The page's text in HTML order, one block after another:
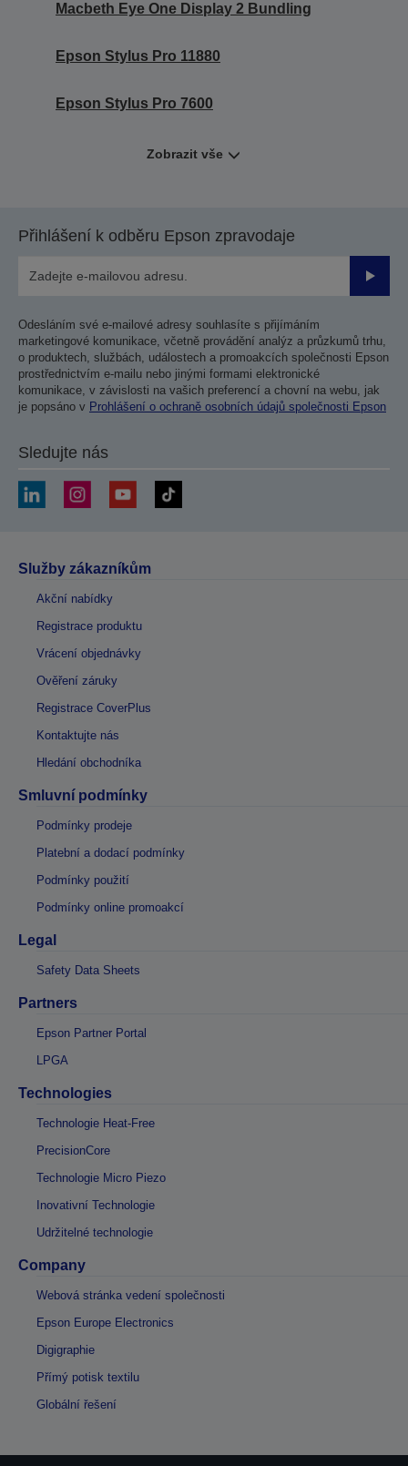
Macbeth Eye One Display 2 Bundling
Epson Stylus Pro 11880
Epson Stylus Pro 7600
Zobrazit vše
Přihlášení k odběru Epson zpravodaje
Odesláním své e-mailové adresy souhlasíte s přijímáním
marketingové komunikace, včetně provádění analýz a průzkumů trhu,
o produktech, službách, událostech a promoakcích společnosti Epson
prostřednictvím e-mailu nebo jinými formami elektronické
komunikace, v závislosti na vašich preferencí a chovní na webu, jak
je popsáno v Prohlášení o ochraně osobních údajů společnosti Epson
Sledujte nás
Služby zákazníkům
Akční nabídky
Registrace produktu
Vrácení objednávky
Ověření záruky
Registrace CoverPlus
Kontaktujte nás
Hledání obchodníka
Smluvní podmínky
Podmínky prodeje
Platební a dodací podmínky
Podmínky použití
Podmínky online promoakcí
Legal
Safety Data Sheets
Partners
Epson Partner Portal
LPGA
Technologies
Technologie Heat-Free
PrecisionCore
Technologie Micro Piezo
Inovativní Technologie
Udržitelné technologie
Company
Webová stránka vedení společnosti
Epson Europe Electronics
Digigraphie
Přímý potisk textilu
Globální řešení